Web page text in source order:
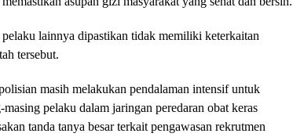
pelaku lainnya dipastikan tidak memiliki keterkaitan
tersebut.
masih melakukan pendalaman intensif untuk
masing pelaku dalam jaringan peredaran obat keras
tanda tanya besar terkait pengawasan rekrutmen